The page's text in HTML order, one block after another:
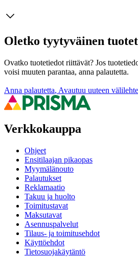
Oletko tyytyväinen
Ovatko tuotetiedot riittävät? Jos
voisi muuten parantaa, anna palautetta.
Anna palautetta, Avautuu uuteen
Verkkokauppa
Ohjeet
Ensitilaajan pikaopas
Myymälänouto
Palautukset
Reklamaatio
Takuu ja huolto
Toimitustavat
Maksutavat
Asennuspalvelut
Tilaus- ja toimitusehdot
Käyttöehdot
Tietosuojakäytäntö